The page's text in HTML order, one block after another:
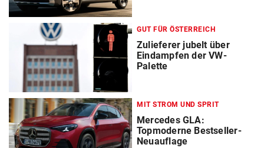
GUT FÜR ÖSTERREICH
Zulieferer jubelt über
Eindampfen der VW-
Palette
MIT STROM UND SPRIT
Mercedes GLA:
Topmoderne Bestseller-
Neuauflage